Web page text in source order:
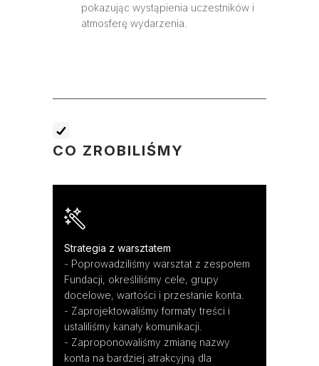
pokazując wystąpienia uczestników i
atmosferę wydarzenia.
CO ZROBILIŚMY
Strategia z warsztatem
- Poprowadziliśmy warsztat z zespołem
Fundacji, określiliśmy cele, grupy
docelowe, wartości i przesłanie konta.
- Zaprojektowaliśmy formaty treści i
ustaliliśmy kanały komunikacji.
- Zaproponowaliśmy zmianę nazwy
konta na bardziej atrakcyjną dla